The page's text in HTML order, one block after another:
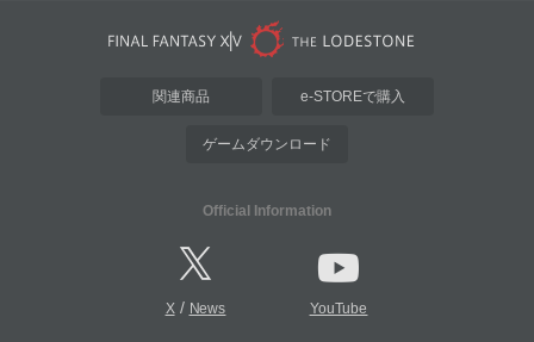
関連商品 e-STOREで購入
ゲームダウンロード
Official Information
X/ News YouTube